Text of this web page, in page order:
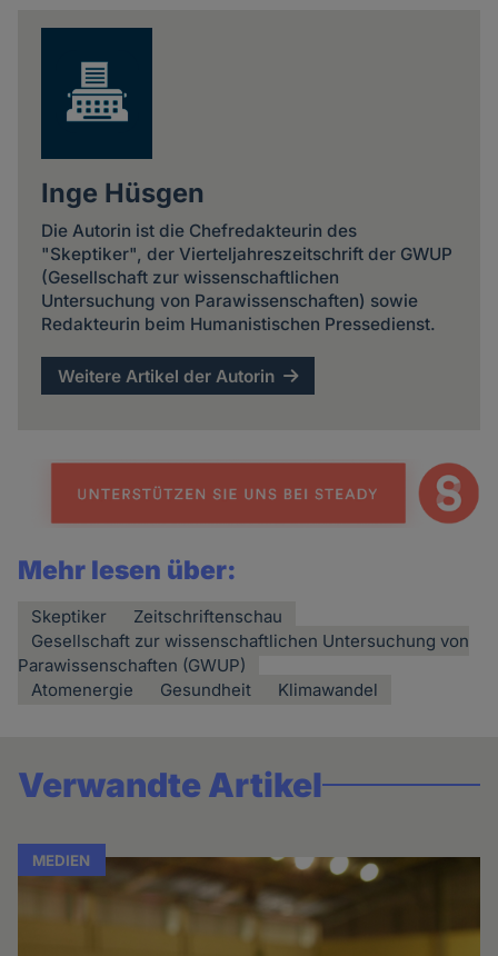
Inge Hüsgen
Die Autorin ist die Chefredakteurin des
"Skeptiker", der Vierteljahreszeitschrift der GWUP
(Gesellschaft zur wissenschaftlichen
Untersuchung von Parawissenschaften) sowie
Redakteurin beim Humanistischen Pressedienst.
Weitere Artikel der Autorin
Mehr lesen über:
Skeptiker
Zeitschriftenschau
Gesellschaft zur wissenschaftlichen Untersuchung von
Parawissenschaften (GWUP)
Atomenergie
Gesundheit Klimawandel
Verwandte Artikel
MEDIEN